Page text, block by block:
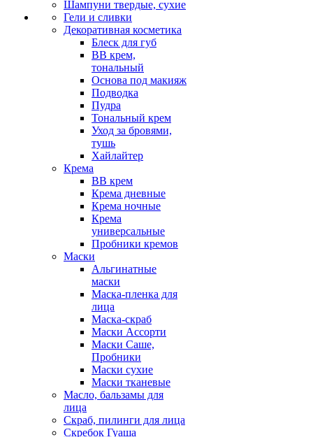
Шампуни твердые, сухие
Гели и сливки
Декоративная косметика
Блеск для губ
ВВ крем,
тональный
Основа под макияж
Подводка
Пудра
Тональный крем
Уход за бровями,
тушь
Хайлайтер
Крема
ВВ крем
Крема дневные
Крема ночные
Крема
универсальные
Пробники кремов
Маски
Альгинатные
маски
Маска-пленка для
лица
Маска-скраб
Маски Ассорти
Маски Саше,
Пробники
Маски сухие
Маски тканевые
Масло, бальзамы для
лица
Скраб, пилинги для лица
Скребок Гуаша